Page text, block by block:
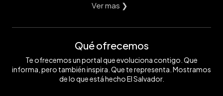
Ver mas ❯
Qué ofrecemos
Te ofrecemos un portal que evoluciona contigo. Que
informa, pero también inspira. Que te representa. Mostramos
de lo que está hecho El Salvador.